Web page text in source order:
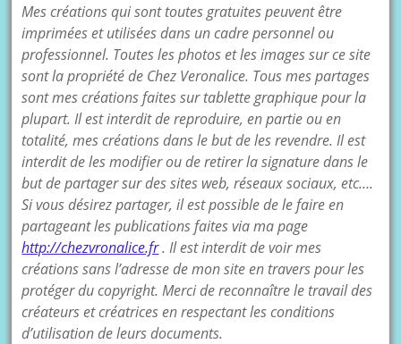
Mes créations qui sont toutes gratuites peuvent être
imprimées et utilisées dans un cadre personnel ou
professionnel. Toutes les photos et les images sur ce site
sont la propriété de Chez Veronalice. Tous mes partages
sont mes créations faites sur tablette graphique pour la
plupart. Il est interdit de reproduire, en partie ou en
totalité, mes créations dans le but de les revendre. Il est
interdit de les modifier ou de retirer la signature dans le
but de partager sur des sites web, réseaux sociaux, etc….
Si vous désirez partager, il est possible de le faire en
partageant les publications faites via ma page
http://chezvronalice.fr. Il est interdit de voir mes
créations sans l’adresse de mon site en travers pour les
protéger du copyright. Merci de reconnaître le travail des
créateurs et créatrices en respectant les conditions
d’utilisation de leurs documents.